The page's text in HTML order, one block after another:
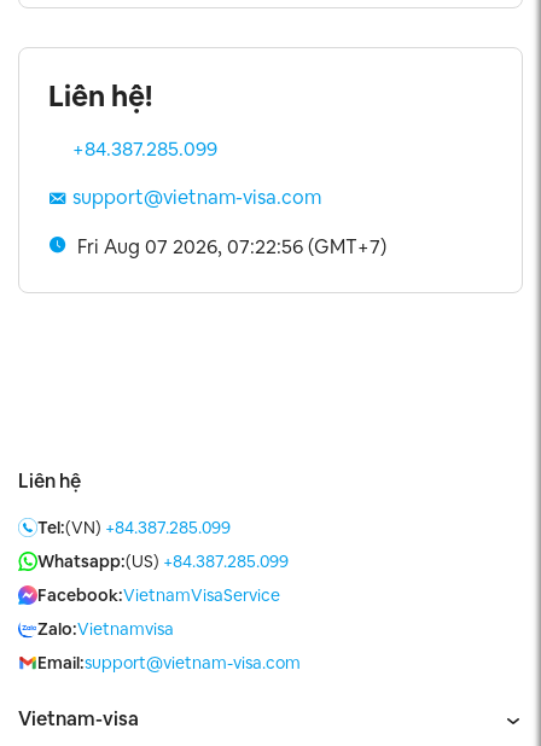
Liên hệ!
+84.387.285.099
support@vietnam-visa.com
Fri Aug 07 2026, 07:22:57 (GMT+7)
Vietnam-visa
Liên hệ
Tel:(VN) +84.387.285.099
Whatsapp:(US) +84.387.285.099
Facebook:VietnamVisaService
Zalo:Vietnamvisa
Email:support@vietnam-visa.com